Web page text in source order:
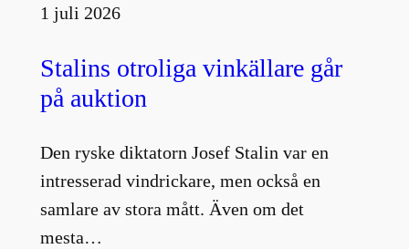
1 juli 2026
Stalins otroliga vinkällare går
på auktion
Den ryske diktatorn Josef Stalin var en
intresserad vindrickare, men också en
samlare av stora mått. Även om det
mesta…